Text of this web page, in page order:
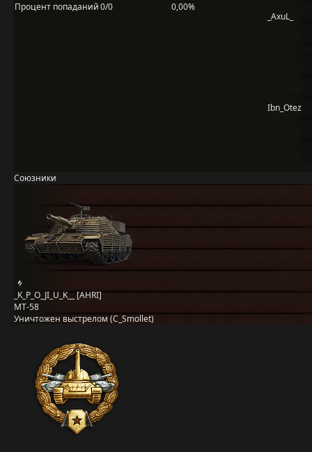
Процент попаданий0/0 0,00%
_AxuL_
Ibn_Otez
Союзники
_K_P_O_JI_U_K__ [AHRI]
MT-58
Уничтожен выстрелом (C_Smollet)